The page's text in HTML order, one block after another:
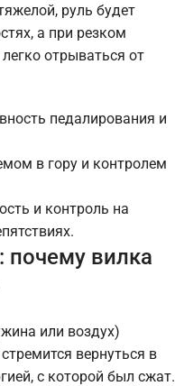
руль будет
а при резком
отрываться от
педалирования и
в гору и контролем
и контроль на
вилка
или воздух)
вернуться в
с которой был сжат.